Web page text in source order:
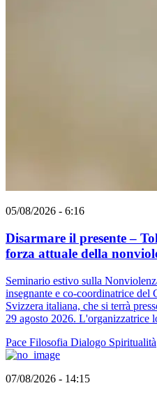
05/08/2026 - 6:16
Disarmare il presente –
forza attuale della
Seminario estivo sulla
insegnante e co-coordinatrice del
Svizzera italiana, che si terrà
29 agosto 2026. L'organizzatrice
Pace Filosofia Dialogo Spiritualità
07/08/2026 - 14:15